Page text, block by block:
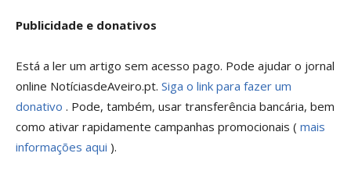
Publicidade e donativos
Está a ler um artigo sem acesso pago. Pode ajudar o jornal
online NotíciasdeAveiro.pt. Siga o link para fazer um
donativo . Pode, também, usar transferência bancária, bem
como ativar rapidamente campanhas promocionais ( mais
informações aqui ).